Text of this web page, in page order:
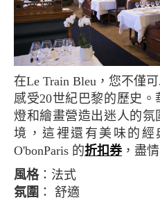
在Le Train Bleu，您不僅可以享受美味佳餚，還可以
感受20世紀巴黎的歷史
燈和繪畫營造出迷人的
境，這裡還有美味的經
O'bonParis 的折扣券，盡
風格：法式
氛圍 ： 舒適